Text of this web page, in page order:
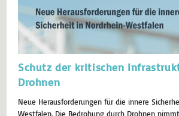
Schutz der kritischen
Drohnen
Neue Herausforderungen für die innere
Westfalen. Die Bedrohung durch Drohnen